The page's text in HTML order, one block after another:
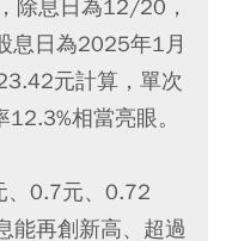
除息日為12/20，
息日為2025年1月
元計算，單次
相當亮眼。
、0.7元、0.72
能再創新高、超過